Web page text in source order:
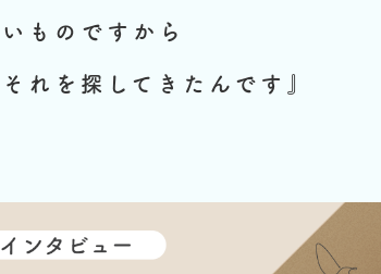
ものですから
れを探してきたんです』